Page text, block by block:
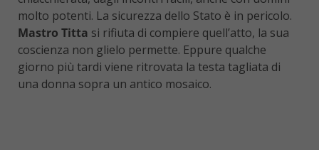
molto potenti. La sicurezza dello Stato è in pericolo.
Mastro Titta si rifiuta di compiere quell’atto, la sua
coscienza non glielo permette. Eppure qualche
giorno più tardi viene ritrovata la testa tagliata di
una donna sopra un antico mosaico.